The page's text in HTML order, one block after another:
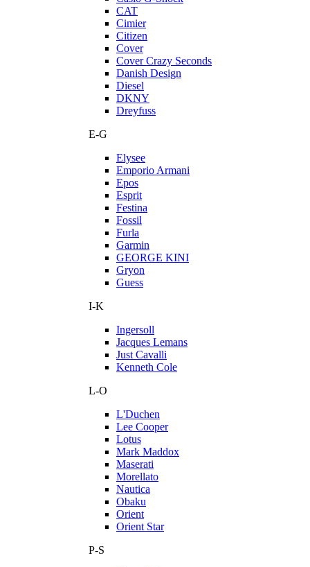
CAT
Cimier
Citizen
Cover
Cover Crazy Seconds
Danish Design
Diesel
DKNY
Dreyfuss
E-G
Elysee
Emporio Armani
Epos
Esprit
Festina
Fossil
Furla
Garmin
GEORGE KINI
Gryon
Guess
I-K
Ingersoll
Jacques Lemans
Just Cavalli
Kenneth Cole
L-O
L'Duchen
Lee Cooper
Lotus
Mark Maddox
Maserati
Morellato
Nautica
Obaku
Orient
Orient Star
P-S